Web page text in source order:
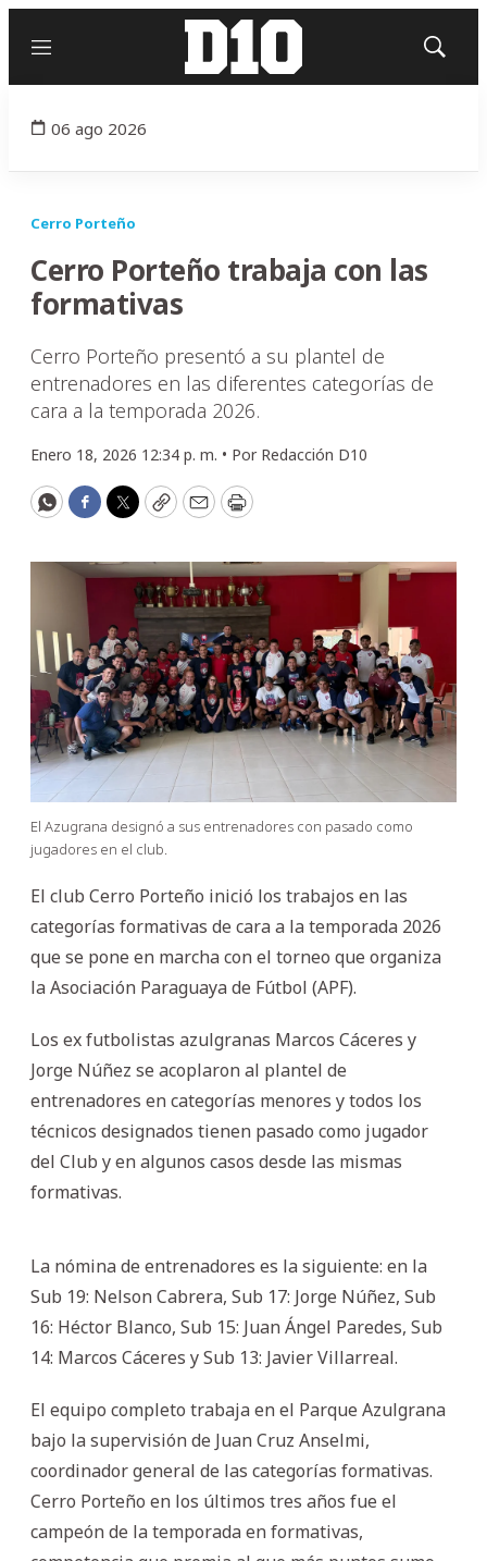
Menú
Mostrar
06 ago 2026
Cerro Porteño
Cerro Porteño trabaja con las
formativas
Cerro Porteño presentó a su plantel de
entrenadores en las diferentes categorías de
cara a la temporada 2026.
Enero 18, 2026 12:34 p. m. • Por Redacción D10
WhatsApp
Facebook
Twitter
CopyEmailPrint
El Azugrana designó a sus entrenadores con pasado como
jugadores en el club.
El club Cerro Porteño inició los trabajos en las
categorías formativas de cara a la temporada 2026
que se pone en marcha con el torneo que organiza
la Asociación Paraguaya de Fútbol (APF).
Los ex futbolistas azulgranas Marcos Cáceres y
Jorge Núñez se acoplaron al plantel de
entrenadores en categorías menores y todos los
técnicos designados tienen pasado como jugador
del Club y en algunos casos desde las mismas
formativas.
La nómina de entrenadores es la siguiente: en la
Sub 19: Nelson Cabrera, Sub 17: Jorge Núñez, Sub
16: Héctor Blanco, Sub 15: Juan Ángel Paredes, Sub
14: Marcos Cáceres y Sub 13: Javier Villarreal.
El equipo completo trabaja en el Parque Azulgrana
bajo la supervisión de Juan Cruz Anselmi,
coordinador general de las categorías formativas.
Cerro Porteño en los últimos tres años fue el
campeón de la temporada en formativas,